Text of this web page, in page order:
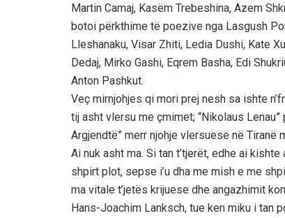
Martin Camaj, Kasëm Trebeshina, Azem
botoi përkthime të poezive nga Lasgush
Lleshanaku, Visar Zhiti, Ledia Dushi, Kate
Dedaj, Mirko Gashi, Eqrem Basha, Edi
Anton Pashkut.
Veç mirnjohjes qi mori prej nesh sa ishte
tij asht vlersu me çmimet; “Nikolaus
Argjendtë” merr njohje vlersuese në Tiranë
Ai nuk asht ma. Si tan t’tjerët, edhe ai
shpirt plot, sepse i’u dha me mish e me
ma vitale t’jetës krijuese dhe angazhimit
Hans-Joachim Lanksch, tue ken miku i tan